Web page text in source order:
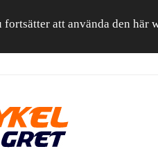
att använda den här